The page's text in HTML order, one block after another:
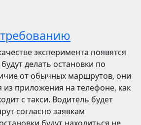
эксперимента появятся
делать остановки по
от обычных маршрутов, они
из приложения на телефоне, как
с такси. Водитель будет
согласно заявкам